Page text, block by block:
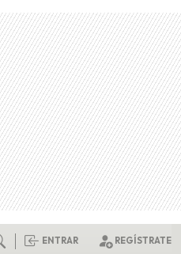
ENTRAR REGÍSTRATE